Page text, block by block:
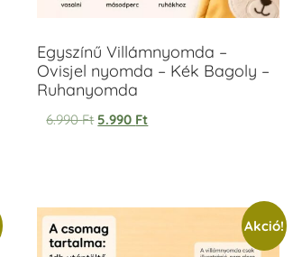
Egyszínű Villámnyomda –
Ovisjel nyomda – Kék Bagoly –
Ruhanyomda
6.990Ft 5.990 Ft
Akció!